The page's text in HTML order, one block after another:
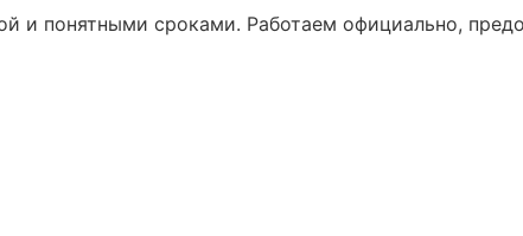
и понятными сроками. Работаем официально,